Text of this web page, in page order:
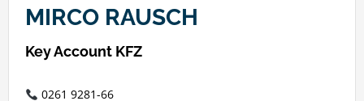
MIRCO RAUSCH
Key Account KFZ
0261 9281-66